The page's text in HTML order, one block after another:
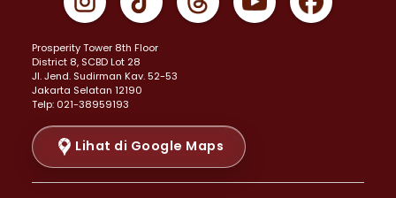
Properti Dijual di Johar Baru >
Properti Dijual di Menteng >
Properti Dijual di Senen >
Properti Dijual di Tanah Abang >
Properti Dijual di Cikini >
Properti Dijual di Kramat >
Properti Dijual di Pasar Baru >
Properti Dijual di Bendungan Hilir >
Prosperity Tower 8th Floor
District 8, SCBD Lot 28
JI. Jend. Sudirman Kav. 52-53
Jakarta Selatan 12190
Telp: 021-38959193
Lihat di Google Maps